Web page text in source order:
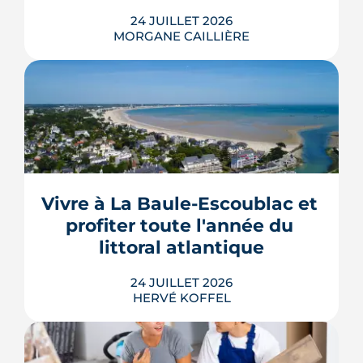
24 JUILLET 2026
MORGANE CAILLIÈRE
Le projet de la ZAC Pirmil-Les Isles
déploie 3 300 logements neufs entre
Rezé et Nantes, dont 55 % attribués au
en Bail Réel Solidaire.
LIRE L'ARTICLE
Vivre à La Baule-Escoublac et
profiter toute l'année du
littoral atlantique
24 JUILLET 2026
HERVÉ KOFFEL